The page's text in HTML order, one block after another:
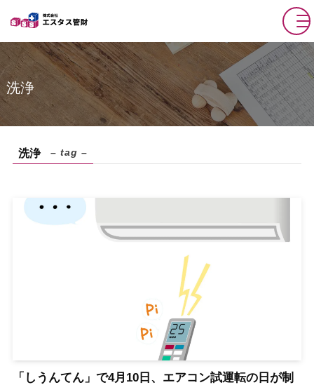
洗浄
洗浄 – tag –
「しうんてん」で4月10日、エアコン試運転の日が制